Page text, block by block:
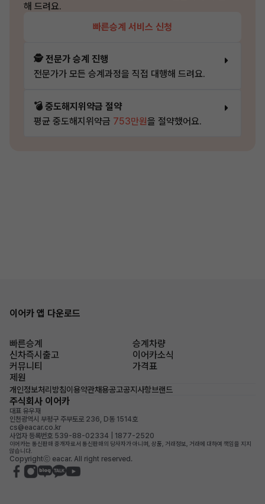
해 드려요.
빠른승계 서비스 신청
🕵️ 전문가 승계 진행
전문가가 모든 승계과정을 직접 대행해 드려요.
💣 중도해지위약금 절약
평균 중도해지위약금 753만원을 절약했어요.
이어카 앱 다운로드
빠른승계
승계차량
신차즉시출고
이어카소식
커뮤니티
가격표
제원
개인정보처리방침이용약관채용공고공지사항브랜드
주식회사 이어카
대표 유우재
인천광역시 부평구 주부토로 236, D동 1514호
cs@eacar.co.kr
사업자 등록번호 539-88-02334 | 1877-2520
이어카는 통신판매 중개자로서 통신판매의 당사자가 아니며, 상품, 거래정보, 거래에 대하여 책임을 지지
않습니다.
Copyrightⓒ eacar. All right reserved.